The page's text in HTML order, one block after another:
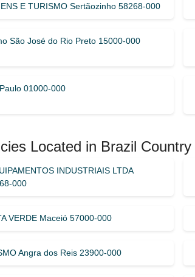
E TURISMO Sertãozinho 58268-000
São José do Rio Preto 15000-000
01000-000
Located in Brazil Country
INDUSTRIAIS LTDA
000
VERDE Maceió 57000-000
Angra dos Reis 23900-000